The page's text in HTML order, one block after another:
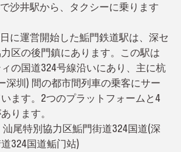
沙井駅から、タクシーに乗ります
に運営開始した鮜門鉄道駅は、深セ
区の後門鎮にあります。この駅は
の国道324号線沿いにあり、主に杭
深圳) 間の都市間列車の乗客にサー
ます。2つのプラットフォームと4
ります。
尾特別協力区鮜門街道324国道(深
324国道鲘门站)